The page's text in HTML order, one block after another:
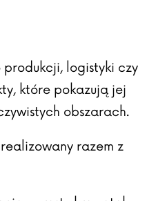
logistyki czy
które pokazują jej
obszarach.
razem z